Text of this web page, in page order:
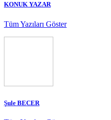
KONUK YAZAR
Tüm Yazıları Göster
Şule BECER